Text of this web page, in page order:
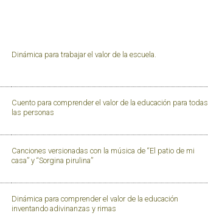
Dinámica para trabajar el valor de la escuela.
Cuento para comprender el valor de la educación para todas
las personas
Canciones versionadas con la música de “El patio de mi
casa” y “Sorgina pirulina”
Dinámica para comprender el valor de la educación
inventando adivinanzas y rimas